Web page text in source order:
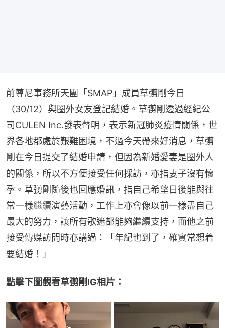
前尊尼事務所天團「SMAP」成員草彅剛今日
（30/12）與圈外女友登記結婚。草彅剛透過經紀公
司CULEN Inc.發表聲明，表示新冠肺炎疫情關係，世
界各地都處於艱難困境，不過今天帶來好消息，草彅
剛在今日提交了結婚申請，但因為新婚愛妻是圈外人
的關係，所以不方便接受任何採訪，亦指妻子沒有懷
孕。草彅剛隨後也回應婚訊，指自己希望日後能與往
常一樣繼續演藝活動，工作上亦會像以前一樣盡自己
最大的努力，讓所有歌迷都能夠繼續支持，而他之前
接受傳媒訪問時亦講過：「年紀也到了，確實常想着
要結婚！」
點擊下圖觀看草彅剛IG相片：